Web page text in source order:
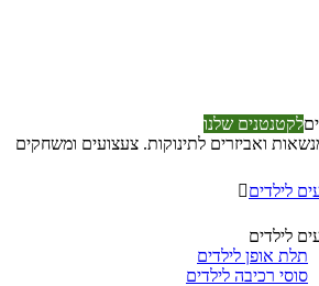
לקטנטנים שלנו
ואביזרים לתינוקות. צעצועים ומשחקים
לילדים
לילדים
תלת אופן לילדים
סוסי רכיבה לילדים